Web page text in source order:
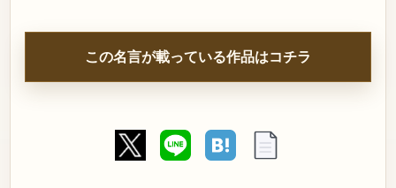
この名言が載っている作品はコチラ